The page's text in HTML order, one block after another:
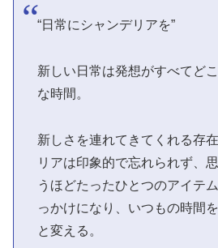
“日常にシャンデリアを”
新しい日常は発想がすべてど
な時間。
新しさを連れてきてくれる存
リアは印象的で忘れられず、
うほどたったひとつのアイテ
っかけになり、いつもの時間
と変える。